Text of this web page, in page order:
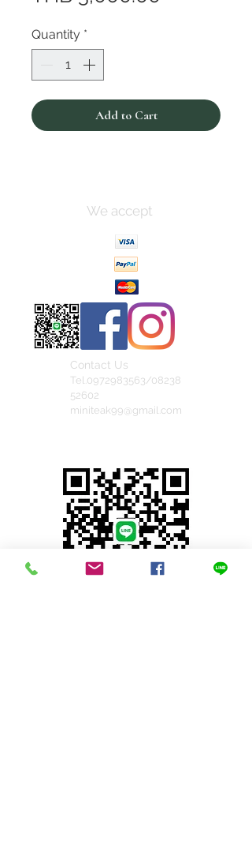
Quantity *
Add to Cart
We accept
Contact Us
Tel.0972983563/08238
52602
miniteak99@gmail.com